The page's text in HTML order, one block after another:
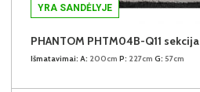
YRA SANDĖLYJE
PHANTOM PHTM04B-Q11 sekcija
Išmatavimai: A: 200cm P: 227cm G: 57cm